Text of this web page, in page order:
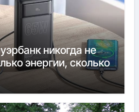
никогда не
энергии, сколько